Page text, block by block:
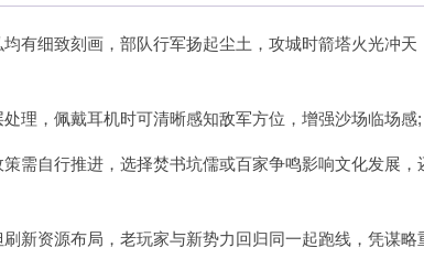
有细致刻画，部队行军扬起尘土，攻城时箭塔火光冲天
理，佩戴耳机时可清晰感知敌军方位，增强沙场临场感;
需自行推进，选择焚书坑儒或百家争鸣影响文化发展，
新资源布局，老玩家与新势力回归同一起跑线，凭谋略